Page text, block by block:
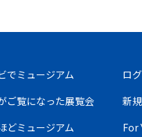
でミュージアム
ご覧になった展覧会
どミュージアム
ロ
新
For